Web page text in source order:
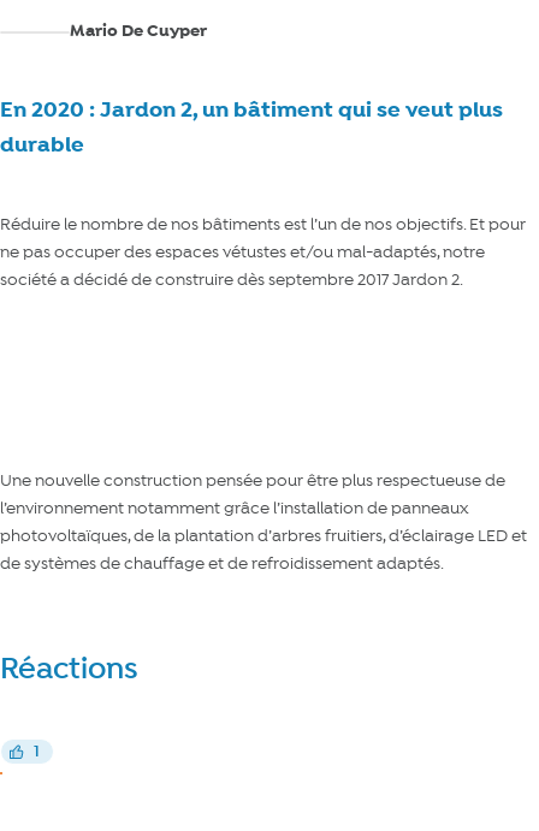
Mario De Cuyper
En 2020 : Jardon 2, un bâtiment qui se veut plus
durable
Réduire le nombre de nos bâtiments est l’un de nos objectifs. Et pour
ne pas occuper des espaces vétustes et/ou mal-adaptés, notre
société a décidé de construire dès septembre 2017 Jardon 2.
Une nouvelle construction pensée pour être plus respectueuse de
l’environnement notamment grâce l’installation de panneaux
photovoltaïques, de la plantation d’arbres fruitiers, d’éclairage LED et
de systèmes de chauffage et de refroidissement adaptés.
Réactions
Réagir
1
J’aime